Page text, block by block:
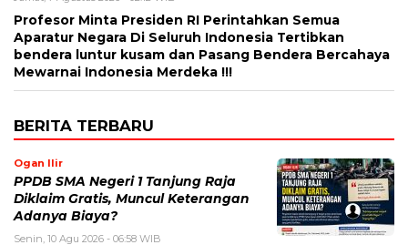
Profesor Minta Presiden RI Perintahkan Semua
Aparatur Negara Di Seluruh Indonesia Tertibkan
bendera luntur kusam dan Pasang Bendera Bercahaya
Mewarnai Indonesia Merdeka !!!
BERITA TERBARU
Ogan Ilir
PPDB SMA Negeri 1 Tanjung Raja
Diklaim Gratis, Muncul Keterangan
Adanya Biaya?
Senin, 10 Agu 2026 - 06:58 WIB